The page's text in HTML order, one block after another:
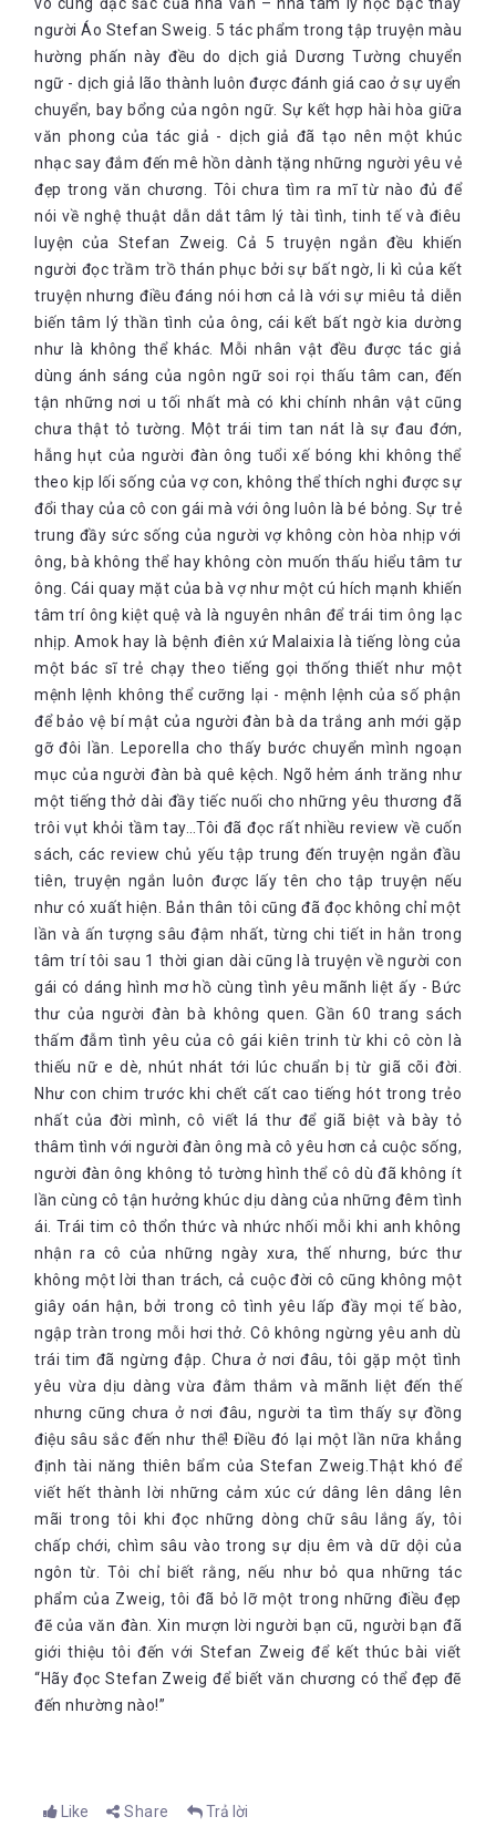
người Áo Stefan Sweig. 5 tác phẩm trong tập truyện màu
hường phấn này đều do dịch giả Dương Tường chuyển
ngữ - dịch giả lão thành luôn được đánh giá cao ở sự uyển
chuyển, bay bổng của ngôn ngữ. Sự kết hợp hài hòa giữa
văn phong của tác giả - dịch giả đã tạo nên một khúc
nhạc say đắm đến mê hồn dành tặng những người yêu vẻ
đẹp trong văn chương. Tôi chưa tìm ra mĩ từ nào đủ để
nói về nghệ thuật dẫn dắt tâm lý tài tình, tinh tế và điêu
luyện của Stefan Zweig. Cả 5 truyện ngắn đều khiến
người đọc trầm trồ thán phục bởi sự bất ngờ, li kì của kết
truyện nhưng điều đáng nói hơn cả là với sự miêu tả diễn
biến tâm lý thần tình của ông, cái kết bất ngờ kia dường
như là không thể khác. Mỗi nhân vật đều được tác giả
dùng ánh sáng của ngôn ngữ soi rọi thấu tâm can, đến
tận những nơi u tối nhất mà có khi chính nhân vật cũng
chưa thật tỏ tường. Một trái tim tan nát là sự đau đớn,
hẫng hụt của người đàn ông tuổi xế bóng khi không thể
theo kịp lối sống của vợ con, không thể thích nghi được sự
đổi thay của cô con gái mà với ông luôn là bé bỏng. Sự trẻ
trung đầy sức sống của người vợ không còn hòa nhịp với
ông, bà không thể hay không còn muốn thấu hiểu tâm tư
ông. Cái quay mặt của bà vợ như một cú hích mạnh khiến
tâm trí ông kiệt quệ và là nguyên nhân để trái tim ông lạc
nhịp. Amok hay là bệnh điên xứ Malaixia là tiếng lòng của
một bác sĩ trẻ chạy theo tiếng gọi thống thiết như một
mệnh lệnh không thể cưỡng lại - mệnh lệnh của số phận
để bảo vệ bí mật của người đàn bà da trắng anh mới gặp
gỡ đôi lần. Leporella cho thấy bước chuyển mình ngoạn
mục của người đàn bà quê kệch. Ngõ hẻm ánh trăng như
một tiếng thở dài đầy tiếc nuối cho những yêu thương đã
trôi vụt khỏi tầm tay…Tôi đã đọc rất nhiều review về cuốn
sách, các review chủ yếu tập trung đến truyện ngắn đầu
tiên, truyện ngắn luôn được lấy tên cho tập truyện nếu
như có xuất hiện. Bản thân tôi cũng đã đọc không chỉ một
lần và ấn tượng sâu đậm nhất, từng chi tiết in hằn trong
tâm trí tôi sau 1 thời gian dài cũng là truyện về người con
gái có dáng hình mơ hồ cùng tình yêu mãnh liệt ấy - Bức
thư của người đàn bà không quen. Gần 60 trang sách
thấm đẫm tình yêu của cô gái kiên trinh từ khi cô còn là
thiếu nữ e dè, nhút nhát tới lúc chuẩn bị từ giã cõi đời.
Như con chim trước khi chết cất cao tiếng hót trong trẻo
nhất của đời mình, cô viết lá thư để giã biệt và bày tỏ
thâm tình với người đàn ông mà cô yêu hơn cả cuộc sống,
người đàn ông không tỏ tường hình thể cô dù đã không ít
lần cùng cô tận hưởng khúc dịu dàng của những đêm tình
ái. Trái tim cô thổn thức và nhức nhối mỗi khi anh không
nhận ra cô của những ngày xưa, thế nhưng, bức thư
không một lời than trách, cả cuộc đời cô cũng không một
giây oán hận, bởi trong cô tình yêu lấp đầy mọi tế bào,
ngập tràn trong mỗi hơi thở. Cô không ngừng yêu anh dù
trái tim đã ngừng đập. Chưa ở nơi đâu, tôi gặp một tình
yêu vừa dịu dàng vừa đằm thắm và mãnh liệt đến thế
nhưng cũng chưa ở nơi đâu, người ta tìm thấy sự đồng
điệu sâu sắc đến như thế! Điều đó lại một lần nữa khẳng
định tài năng thiên bẩm của Stefan Zweig.Thật khó để
viết hết thành lời những cảm xúc cứ dâng lên dâng lên
mãi trong tôi khi đọc những dòng chữ sâu lắng ấy, tôi
chấp chới, chìm sâu vào trong sự dịu êm và dữ dội của
ngôn từ. Tôi chỉ biết rằng, nếu như bỏ qua những tác
phẩm của Zweig, tôi đã bỏ lỡ một trong những điều đẹp
đẽ của văn đàn. Xin mượn lời người bạn cũ, người bạn đã
giới thiệu tôi đến với Stefan Zweig để kết thúc bài viết
“Hãy đọc Stefan Zweig để biết văn chương có thể đẹp đẽ
đến nhường nào!”
Like Share Trả lời